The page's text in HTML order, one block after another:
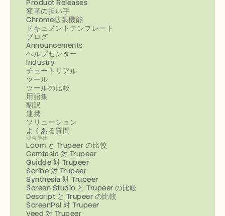
Product Releases
変革の担い手
Chrome拡張機能
ドキュメントテンプレート
ブログ
Announcements
ヘルプセンター
Industry
チュートリアル
ツール
ツールの比較
用語集
翻訳
連携
ソリューション
よくある質問
競合他社
Loom と Trupeer の比較
Camtasia 対 Trupeer
Guidde 対 Trupeer
Scribe 対 Trupeer
Synthesia 対 Trupeer
Screen Studio と Trupeer の比較
Descript と Trupeer の比較
ScreenPal 対 Trupeer
Veed 対 Trupeer